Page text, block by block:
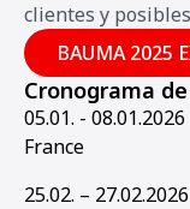
clientes y
BAUMA 2025
Cronograma
05.01. -
France
25.02. –